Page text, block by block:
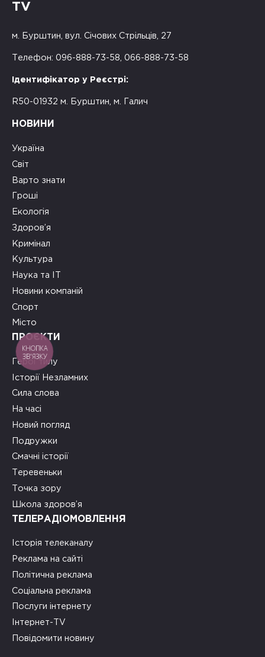
TV
м. Бурштин, вул. Січових Стрільців, 27
Телефон: 096-888-73-58, 066-888-73-58
Ідентифікатор у Реєстрі:
R50-01932 м. Бурштин, м. Галич
НОВИНИ
Україна
Світ
Варто знати
Гроші
Екологія
Здоров’я
Кримінал
Культура
Наука та ІТ
Новини компаній
Спорт
Місто
ПРОЄКТИ
Герої тилу
Історії Незламних
Сила слова
На часі
Новий погляд
Подружки
Смачні історії
Теревеньки
Точка зору
Школа здоров’я
ТЕЛЕРАДІОМОВЛЕННЯ
Історія телеканалу
Реклама на сайті
Політична реклама
Соціальна реклама
Послуги інтернету
Інтернет-TV
Повідомити новину
КНОПКА
ЗВ'ЯЗКУ